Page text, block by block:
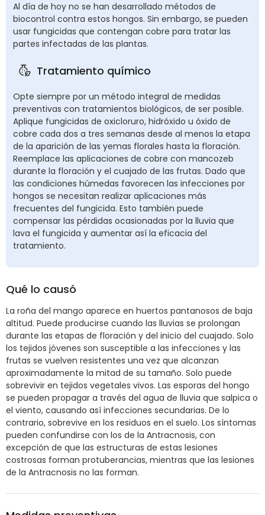
Al día de hoy no se han desarrollado métodos de
biocontrol contra estos hongos. Sin embargo, se pueden
usar fungicidas que contengan cobre para tratar las
partes infectadas de las plantas.
Tratamiento químico
Opte siempre por un método integral de medidas
preventivas con tratamientos biológicos, de ser posible.
Aplique fungicidas de oxicloruro, hidróxido u óxido de
cobre cada dos a tres semanas desde al menos la etapa
de la aparición de las yemas florales hasta la floración.
Reemplace las aplicaciones de cobre con mancozeb
durante la floración y el cuajado de las frutas. Dado que
las condiciones húmedas favorecen las infecciones por
hongos se necesitan realizar aplicaciones más
frecuentes del fungicida. Esto también puede
compensar las pérdidas ocasionadas por la lluvia que
lava el fungicida y aumentar así la eficacia del
tratamiento.
Qué lo causó
La roña del mango aparece en huertos pantanosos de baja
altitud. Puede producirse cuando las lluvias se prolongan
durante las etapas de floración y del inicio del cuajado. Solo
los tejidos jóvenes son susceptible a las infecciones y las
frutas se vuelven resistentes una vez que alcanzan
aproximadamente la mitad de su tamaño. Solo puede
sobrevivir en tejidos vegetales vivos. Las esporas del hongo
se pueden propagar a través del agua de lluvia que salpica o
el viento, causando así infecciones secundarias. De lo
contrario, sobrevive en los residuos en el suelo. Los síntomas
pueden confundirse con los de la Antracnosis, con
excepción de que las estructuras de estas lesiones
costrosas forman protuberancias, mientras que las lesiones
de la Antracnosis no las forman.